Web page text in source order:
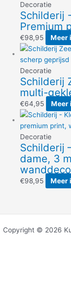
Decoratie
Schilderij
Premium
€98,95 Meer
Decoratie
Schilderij
multi-
€64,95 Meer
Decoratie
Schilderij
dame, 3
€98,95 Meer
Copyright © 2026